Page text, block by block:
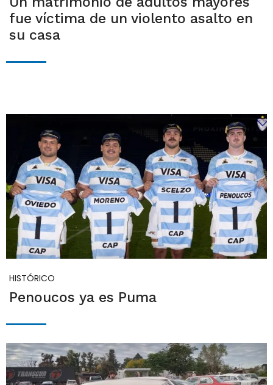
fue víctima de un violento asalto en
su casa
HISTÓRICO
Penoucos ya es Puma